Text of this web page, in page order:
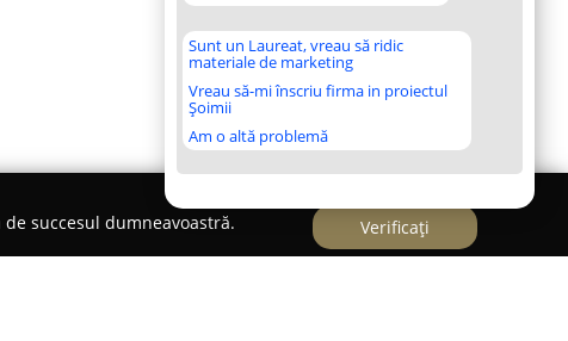
Sunt un Laureat, vreau să ridic
materiale de marketing
Vreau să-mi înscriu firma in proiectul
Șoimii
Am o altă problemă
succesul dumneavoastră.
Verificați